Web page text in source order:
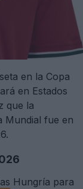
en la Copa
en Estados
que la
Mundial fue en
Hungría para